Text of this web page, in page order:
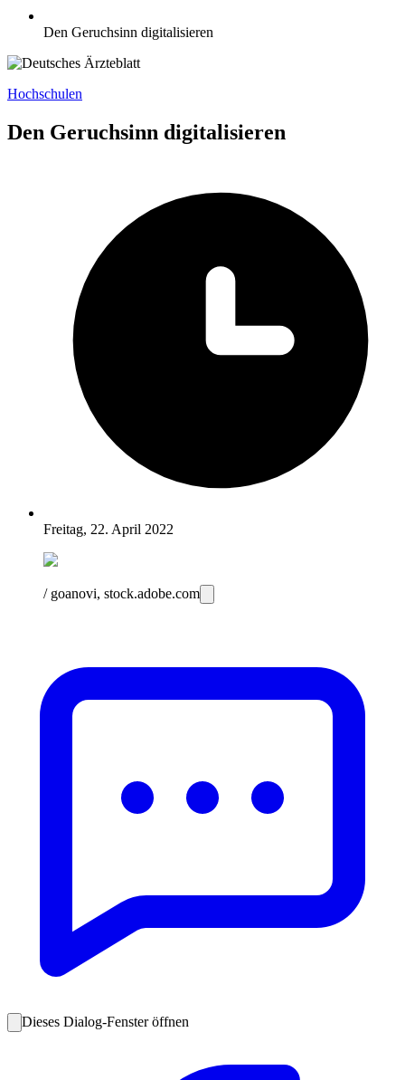
Den Geruchsinn digitalisieren
Hochschulen
Den Geruchsinn digitalisieren
Freitag, 22. April 2022
/ goanovi, stock.adobe.com
Dieses Dialog-Fenster öffnen